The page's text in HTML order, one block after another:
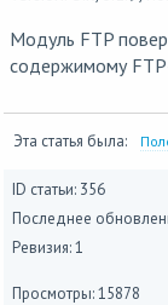
Модуль FTP
содержимому
Эта статья была:
ID статьи: 356
Последнее
Ревизия: 1
Просмотры: 15878